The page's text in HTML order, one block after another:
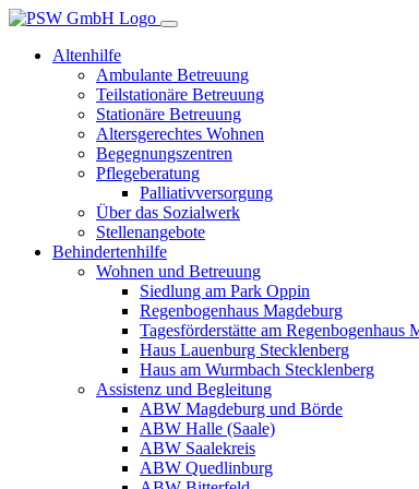
Altenhilfe
Ambulante Betreuung
Teilstationäre Betreuung
Stationäre Betreuung
Altersgerechtes Wohnen
Begegnungszentren
Pflegeberatung
Palliativversorgung
Über das Sozialwerk
Stellenangebote
Behindertenhilfe
Wohnen und Betreuung
Siedlung am Park Oppin
Regenbogenhaus Magdeburg
Tagesförderstätte am Regenbogenhaus
Haus Lauenburg Stecklenberg
Haus am Wurmbach Stecklenberg
Assistenz und Begleitung
ABW Magdeburg und Börde
ABW Halle (Saale)
ABW Saalekreis
ABW Quedlinburg